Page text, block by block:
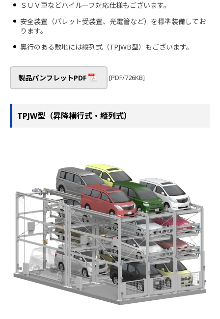
ＳＵＶ車などハイルーフ対応仕様もございます。
安全装置（パレット受装置、光電管など）を標準装備してお
ります。
奥行のある敷地には縦列式（TPJWB型）もございます。
製品パンフレットPDF [PDF/726KB]
TPJW型（昇降横行式・縦列式）